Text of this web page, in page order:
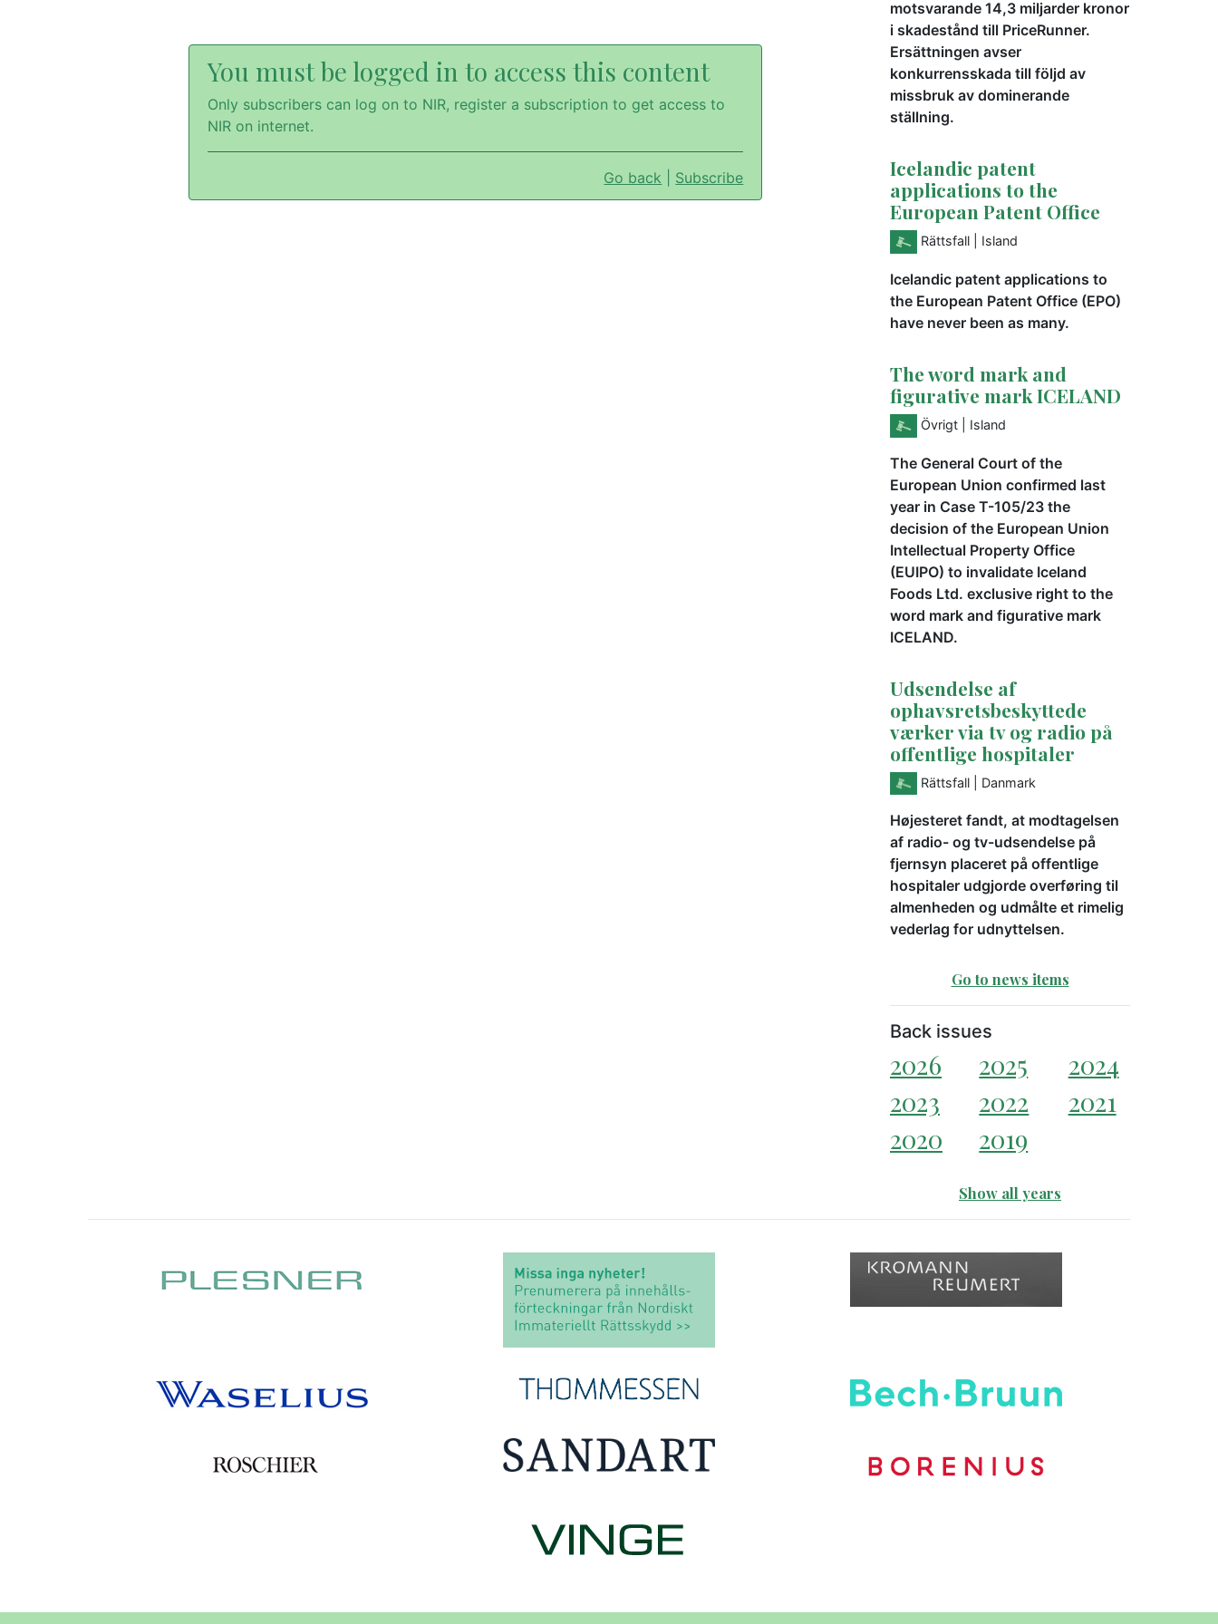
You must be logged in to access this content
Only subscribers can log on to NIR, register a subscription to get access to
NIR on internet.
Go back Subscribe
motsvarande 14,3 miljarder kronor
i skadestånd till PriceRunner.
Ersättningen avser
konkurrensskada till följd av
missbruk av dominerande
ställning.
Icelandic patent
applications to the
European Patent Office
Rättsfall | Island
Icelandic patent applications to
the European Patent Office (EPO)
have never been as many.
The word mark and
figurative mark ICELAND
Övrigt | Island
The General Court of the
European Union confirmed last
year in Case T-105/23 the
decision of the European Union
Intellectual Property Office
(EUIPO) to invalidate Iceland
Foods Ltd. exclusive right to the
word mark and figurative mark
ICELAND.
Udsendelse af
ophavsretsbeskyttede
værker via tv og radio på
offentlige hospitaler
Rättsfall | Danmark
Højesteret fandt, at modtagelsen
af radio- og tv-udsendelse på
fjernsyn placeret på offentlige
hospitaler udgjorde overføring til
almenheden og udmålte et rimelig
vederlag for udnyttelsen.
Go to news items
Back issues
2026 2025
2024
2023
2022
2021
2020
2019
Show all years